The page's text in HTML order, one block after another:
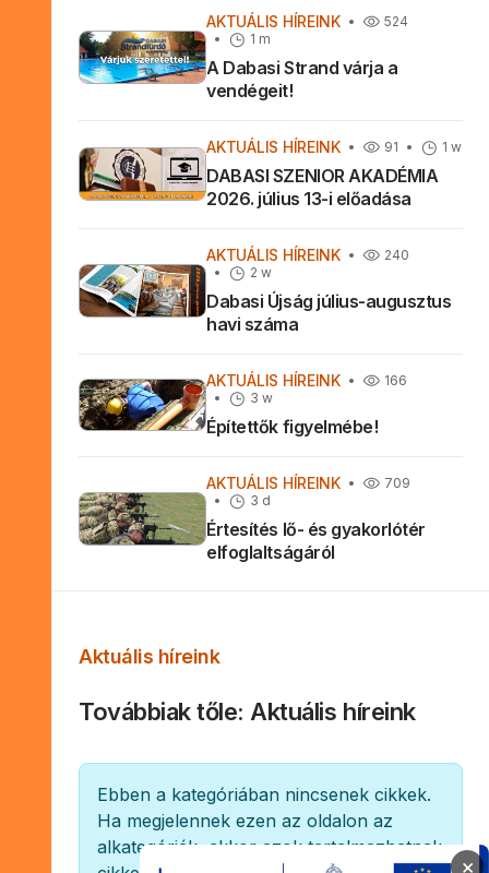
×
AKTUÁLIS HÍREINK
524
1 m
A Dabasi Strand várja a
vendégeit!
AKTUÁLIS HÍREINK 91 1 w
DABASI SZENIOR AKADÉMIA
2026. július 13-i előadása
AKTUÁLIS HÍREINK
240
2 w
Dabasi Újság július-augusztus
havi száma
AKTUÁLIS HÍREINK
166
3 w
Építettők figyelmébe!
AKTUÁLIS HÍREINK
709
3 d
Értesítés lő- és gyakorlótér
elfoglaltságáról
Aktuális híreink
Továbbiak tőle: Aktuális híreink
Információ
Ebben a kategóriában nincsenek cikkek.
Ha megjelennek ezen az oldalon az
alkategóriák, akkor azok tartalmazhatnak